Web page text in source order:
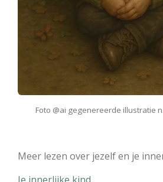
Foto @ai gegenereerde illustratie
Meer lezen over jezelf en je
Je innerlijke kind